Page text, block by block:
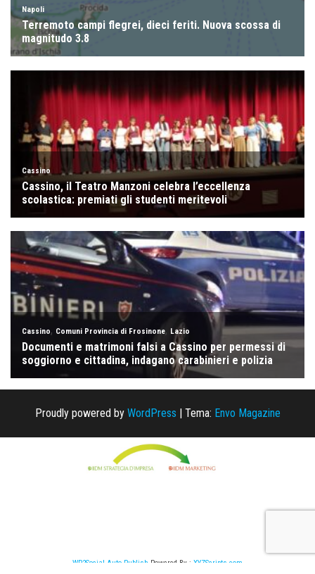
Proudly powered by WordPress | Tema: Envo Magazine
WP2Social Auto Publish Powered By : XYZScripts.com